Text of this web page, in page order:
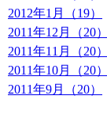
2012年1月（19）
2011年12月（20）
2011年11月（20）
2011年10月（20）
2011年9月（20）